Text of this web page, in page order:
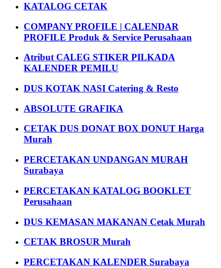
KATALOG CETAK
COMPANY PROFILE | CALENDAR
PROFILE Produk & Service Perusahaan
Atribut CALEG STIKER PILKADA
KALENDER PEMILU
DUS KOTAK NASI Catering & Resto
ABSOLUTE GRAFIKA
CETAK DUS DONAT BOX DONUT Harga
Murah
PERCETAKAN UNDANGAN MURAH
Surabaya
PERCETAKAN KATALOG BOOKLET
Perusahaan
DUS KEMASAN MAKANAN Cetak Murah
CETAK BROSUR Murah
PERCETAKAN KALENDER Surabaya